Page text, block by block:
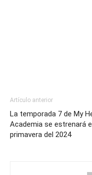
Artículo anterior
La temporada 7 de My
Academia se estrenará
primavera del 2024